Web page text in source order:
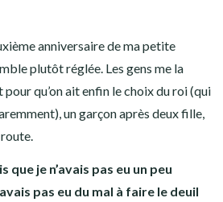
anniversaire de ma petite
plutôt réglée. Les gens me la
qu’on ait enfin le choix du roi (qui
un garçon après deux fille,
que je n’avais pas eu un peu
pas eu du mal à faire le deuil